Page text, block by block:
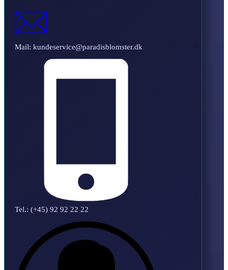
Mail: kundeservice@paradisblomster.dk
Tel.: (+45) 92 92 22 22